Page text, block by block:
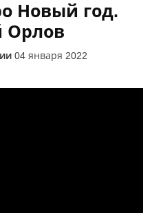
Новый год.
Орлов
04 января 2022